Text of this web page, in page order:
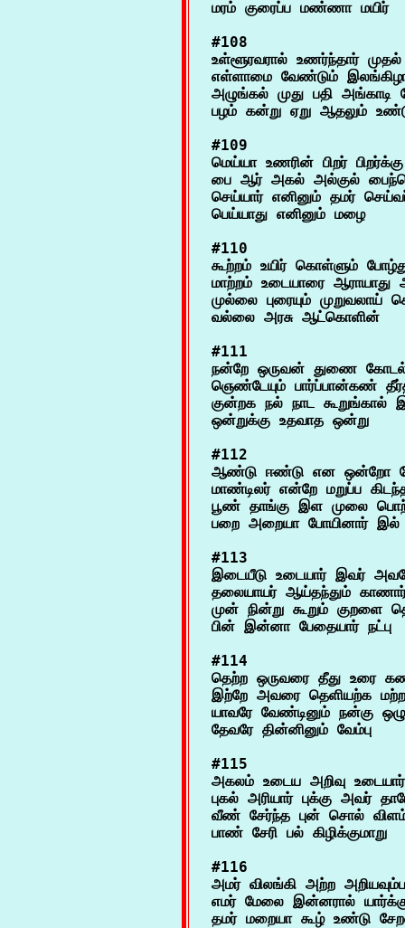
#108
உள்ளூரவரால் உணர்ந்தார் முதல்
எள்ளாமை வேண்டும்
அழுங்கல் முது பதி அங்காடி
#109
மெய்யா உணரின் பிறர்
பை ஆர் அகல் அல்குல்
செய்யார் எனினும் தமர்
#110
கூற்றம் உயிர் கொள்ளும் போழ்து
மாற்றம் உடையாரை ஆராயாது
முல்லை புரையும் முறுவலாய்
#111
நன்றே ஒருவன் துணை கோடல்
ஞெண்டேயும் பார்ப்பான்கண்
குன்றக நல் நாட கூறுங்கால்
#112
ஆண்டு ஈண்டு என ஒன்றோ
மாண்டிலர் என்றே மறுப்ப
பூண் தாங்கு இள முலை
#113
இடையீடு உடையார் இவர்
தலையாயர் ஆய்தந்தும்
முன் நின்று கூறும் குறளை
#114
தெற்ற ஒருவரை தீது உரை
இற்றே அவரை தெளியற்க
யாவரே வேண்டினும் நன்கு
#115
அகலம் உடைய அறிவு
புகல் அரியார் புக்கு அவர்
வீண் சேர்ந்த புன் சொல்
#116
அமர் விலங்கி அற்ற
எமர் மேலை இன்னரால்
தமர் மறையா கூழ் உண்டு